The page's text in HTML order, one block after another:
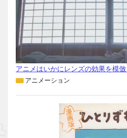
アニメはいかにレンズの効果を模
アニメーション